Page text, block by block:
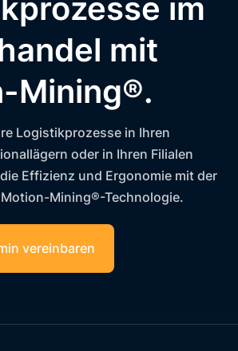
im
mit
Mining®.
Logistikprozesse in Ihren
oder in Ihren Filialen
Effizienz und Ergonomie mit der
Mining®-Technologie.
vereinbaren